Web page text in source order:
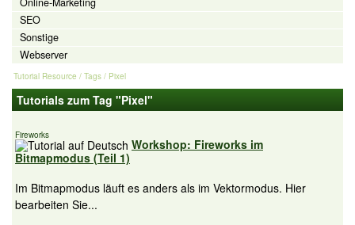
SEO
Sonstige
Webserver
Tutorial Resource / Tags / Pixel
Tutorials zum Tag "Pixel"
Fireworks
Workshop: Fireworks im
Bitmapmodus (Teil 1)
Im Bitmapmodus läuft es anders als im Vektormodus. Hier
bearbeiten Sie...